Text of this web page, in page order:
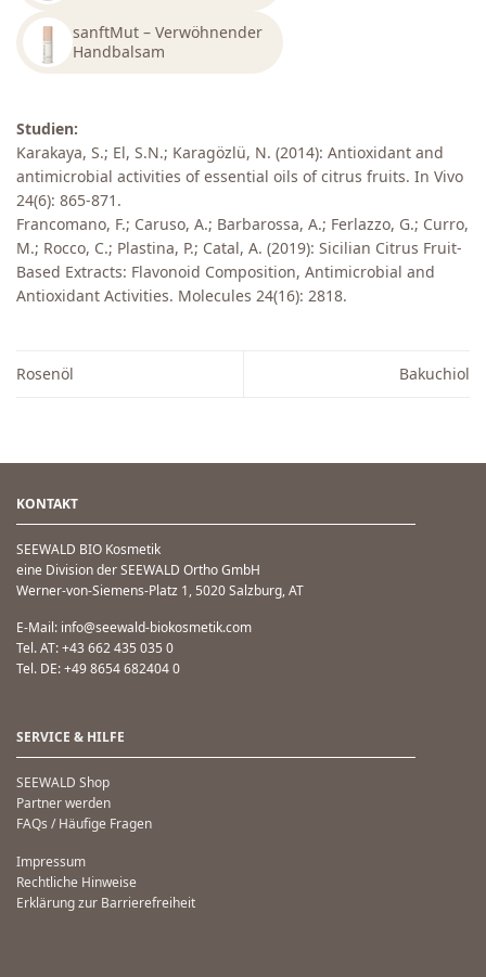
sanftMut – Verwöhnender
Handbalsam
Studien:
Karakaya, S.; El, S.N.; Karagözlü, N. (2014): Antioxidant and
antimicrobial activities of essential oils of citrus fruits. In Vivo
24(6): 865-871.
Francomano, F.; Caruso, A.; Barbarossa, A.; Ferlazzo, G.; Curro,
M.; Rocco, C.; Plastina, P.; Catal, A. (2019): Sicilian Citrus Fruit-
Based Extracts: Flavonoid Composition, Antimicrobial and
Antioxidant Activities. Molecules 24(16): 2818.
Rosenöl Bakuchiol
KONTAKT
SEEWALD BIO Kosmetik
eine Division der SEEWALD Ortho GmbH
Werner-von-Siemens-Platz 1, 5020 Salzburg, AT
E-Mail: info@seewald-biokosmetik.com
Tel. AT: +43 662 435 035 0
Tel. DE: +49 8654 682404 0
SERVICE & HILFE
SEEWALD Shop
Partner werden
FAQs / Häufige Fragen
Impressum
Rechtliche Hinweise
Erklärung zur Barrierefreiheit